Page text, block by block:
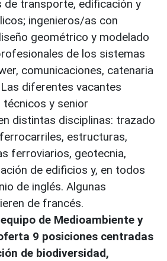
transporte, edificación y
ingenieros/as con
geométrico y modelado
de los sistemas
comunicaciones, catenaria
diferentes vacantes
técnicos y senior
distintas disciplinas: trazado
estructuras,
ferroviarios, geotecnia,
de edificios y, en todos
de inglés. Algunas
de francés.
de Medioambiente y
9 posiciones centradas
de biodiversidad,